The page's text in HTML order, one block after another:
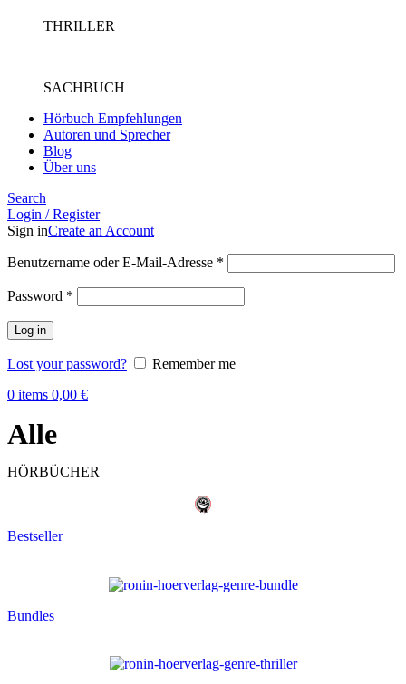
THRILLER
SACHBUCH
Hörbuch Empfehlungen
Autoren und Sprecher
Blog
Über uns
Search
Login / Register
Sign inCreate an Account
Benutzername oder E-Mail-Adresse *
Password *
Log in
Lost your password?
Remember me
0 items 0,00 €
Alle
HÖRBÜCHER
Bestseller
Bundles